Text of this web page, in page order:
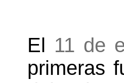
El 11 de
primeras